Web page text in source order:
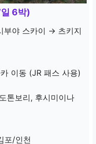
6박)
부야 스카이 → 츠키지
이동 (JR 패스 사용)
톤보리, 후시미이나
포/인천